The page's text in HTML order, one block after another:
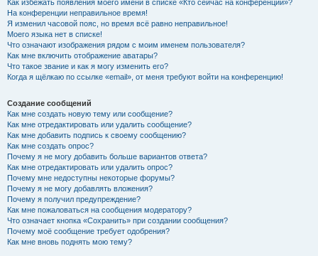
Как избежать появления моего имени в списке «Кто сейчас на конференции»?
На конференции неправильное время!
Я изменил часовой пояс, но время всё равно неправильное!
Моего языка нет в списке!
Что означают изображения рядом с моим именем пользователя?
Как мне включить отображение аватары?
Что такое звание и как я могу изменить его?
Когда я щёлкаю по ссылке «email», от меня требуют войти на конференцию!
Создание сообщений
Как мне создать новую тему или сообщение?
Как мне отредактировать или удалить сообщение?
Как мне добавить подпись к своему сообщению?
Как мне создать опрос?
Почему я не могу добавить больше вариантов ответа?
Как мне отредактировать или удалить опрос?
Почему мне недоступны некоторые форумы?
Почему я не могу добавлять вложения?
Почему я получил предупреждение?
Как мне пожаловаться на сообщения модератору?
Что означает кнопка «Сохранить» при создании сообщения?
Почему моё сообщение требует одобрения?
Как мне вновь поднять мою тему?